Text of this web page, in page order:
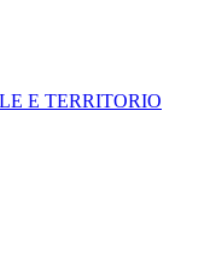
E TERRITORIO